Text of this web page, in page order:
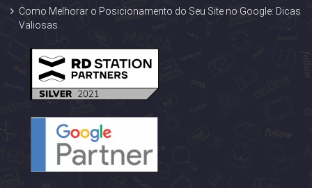
Como Melhorar o Posicionamento do Seu Site no Google: Dicas
Valiosas